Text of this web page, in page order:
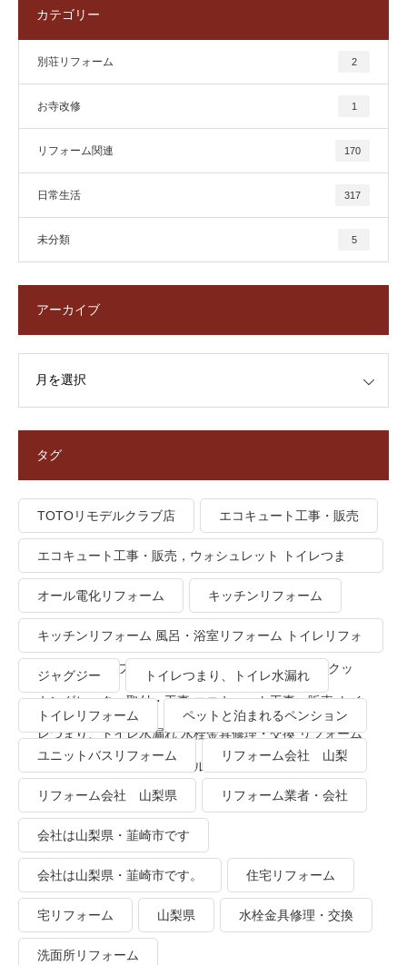
カテゴリー
別荘リフォーム 2
お寺改修 1
リフォーム関連 170
日常生活 317
未分類 5
アーカイブ
タグ
TOTOリモデルクラブ店 エコキュート工事・販売
エコキュート工事・販売，ウォシュレット トイレつま
り、トイレ水漏れ
オール電化リフォーム キッチンリフォーム
キッチンリフォーム 風呂・浴室リフォーム トイレリフォ
ーム 洗面所リフォーム オール電化リフォーム ＩＨクッ
キングヒーター取付・工事 エコキュート工事・販売 トイ
レつまり、トイレ水漏れ 水栓金具修理・交換 リフォーム
業者・会社 ＴＯＴＯリモデルクラブ
ジャグジー トイレつまり、トイレ水漏れ
トイレリフォーム ペットと泊まれるペンション
ユニットバスリフォーム リフォーム会社 山梨
リフォーム会社 山梨県 リフォーム業者・会社
会社は山梨県・韮崎市です
会社は山梨県・韮崎市です。 住宅リフォーム
宅リフォーム 山梨県 水栓金具修理・交換
洗面所リフォーム